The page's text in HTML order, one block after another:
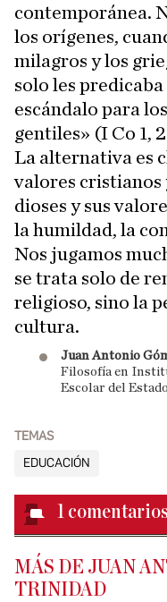
contemporánea.
los orígenes,
milagros y los
solo les
escándalo para
gentiles» (I Co 1,
La alternativa es
valores cristianos
dioses y sus
la humildad, la
Nos jugamos
se trata solo de
religioso, sino la
cultura.
Juan Antonio
Filosofía en
Escolar del Estado
TEMAS
EDUCACIÓN
1 comentarios
MÁS DE JUAN
TRINIDAD